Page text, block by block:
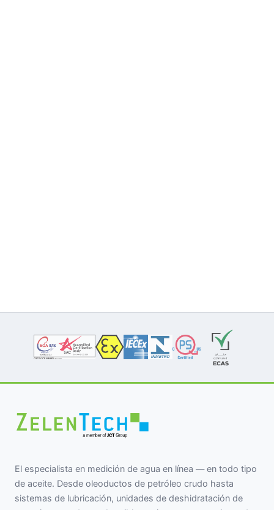
El especialista en medición de agua en línea — en todo tipo
de aceite. Desde oleoductos de petróleo crudo hasta
sistemas de lubricación, unidades de deshidratación de